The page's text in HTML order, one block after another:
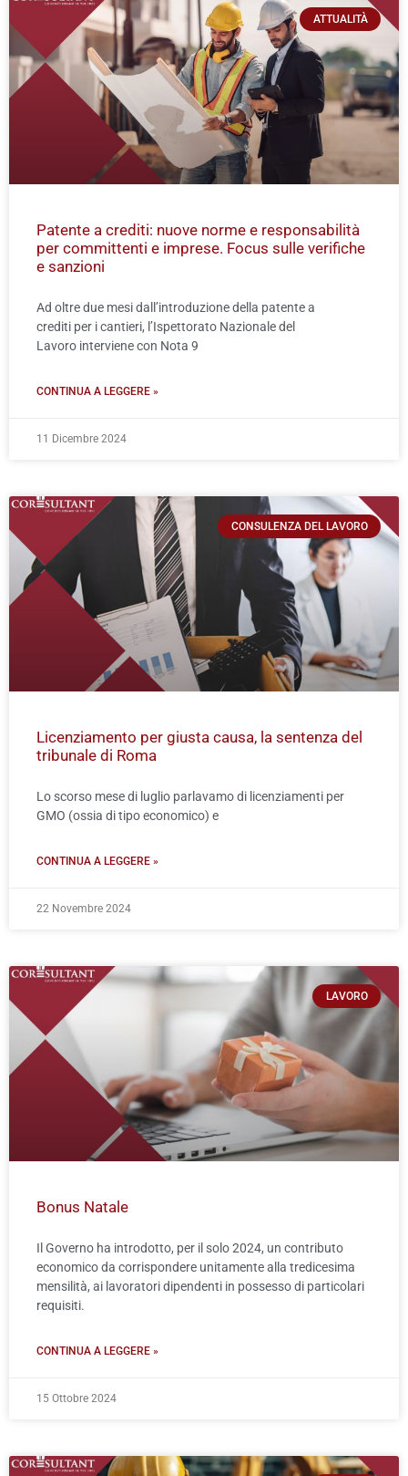
ATTUALITÀ
Patente a crediti: nuove norme e responsabilità
per committenti e imprese. Focus sulle verifiche
e sanzioni
Ad oltre due mesi dall’introduzione della patente a
crediti per i cantieri, l’Ispettorato Nazionale del
Lavoro interviene con Nota 9
CONTINUA A LEGGERE »
11 Dicembre 2024
CONSULENZA DEL LAVORO
Licenziamento per giusta causa, la sentenza del
tribunale di Roma
Lo scorso mese di luglio parlavamo di licenziamenti per
GMO (ossia di tipo economico) e
CONTINUA A LEGGERE »
22 Novembre 2024
LAVORO
Bonus Natale
Il Governo ha introdotto, per il solo 2024, un contributo
economico da corrispondere unitamente alla tredicesima
mensilità, ai lavoratori dipendenti in possesso di particolari
requisiti.
CONTINUA A LEGGERE »
15 Ottobre 2024